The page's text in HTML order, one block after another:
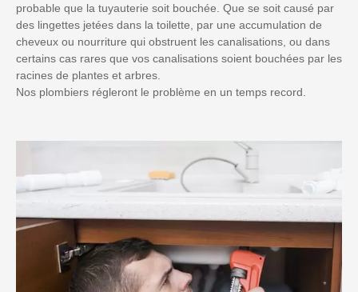
probable que la tuyauterie soit bouchée. Que se soit causé par
des lingettes jetées dans la toilette, par une accumulation de
cheveux ou nourriture qui obstruent les canalisations, ou dans
certains cas rares que vos canalisations soient bouchées par les
racines de plantes et arbres.
Nos plombiers régleront le problème en un temps record.